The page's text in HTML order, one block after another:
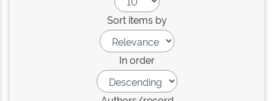
Sort items by
In order